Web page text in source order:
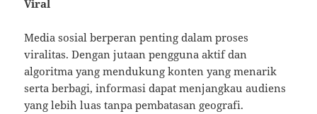
Viral
Media sosial berperan penting dalam proses
viralitas. Dengan jutaan pengguna aktif dan
algoritma yang mendukung konten yang menarik
serta berbagi, informasi dapat menjangkau audiens
yang lebih luas tanpa pembatasan geografi.